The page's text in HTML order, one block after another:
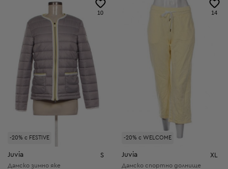
-20% с FESTIVE
10
Juvia S
Дамско зимно яке
-20% с WELCOME
14
Juvia XL
Дамско спортно долнище